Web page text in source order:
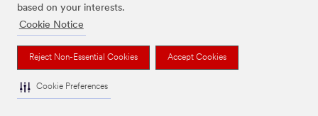
based on your interests.
Cookie Notice
Reject Non-Essential Cookies Accept Cookies
Cookie Preferences